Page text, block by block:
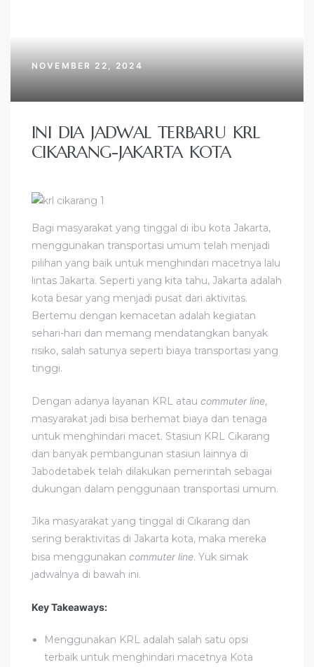
NOVEMBER 22, 2024
INI DIA JADWAL TERBARU KRL
CIKARANG-JAKARTA KOTA
Bagi masyarakat yang tinggal di ibu kota Jakarta,
menggunakan transportasi umum telah menjadi
pilihan yang baik untuk menghindari macetnya lalu
lintas Jakarta. Seperti yang kita tahu, Jakarta adalah
kota besar yang menjadi pusat dari aktivitas.
Bertemu dengan kemacetan adalah kegiatan
sehari-hari dan memang mendatangkan banyak
risiko, salah satunya seperti biaya transportasi yang
tinggi.
Dengan adanya layanan KRL atau commuter line,
masyarakat jadi bisa berhemat biaya dan tenaga
untuk menghindari macet. Stasiun KRL Cikarang
dan banyak pembangunan stasiun lainnya di
Jabodetabek telah dilakukan pemerintah sebagai
dukungan dalam penggunaan transportasi umum.
Jika masyarakat yang tinggal di Cikarang dan
sering beraktivitas di Jakarta kota, maka mereka
bisa menggunakan commuter line. Yuk simak
jadwalnya di bawah ini.
Key Takeaways:
Menggunakan KRL adalah salah satu opsi
terbaik untuk menghindari macetnya Kota